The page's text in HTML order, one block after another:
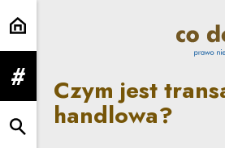
Czym jest
rozwiń menu
rozwiń wyszukiwarkę
Czym jest
handlowa?